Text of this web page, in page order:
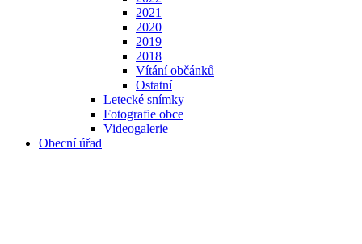
2021
2020
2019
2018
Vítání občánků
Ostatní
Letecké snímky
Fotografie obce
Videogalerie
Obecní úřad